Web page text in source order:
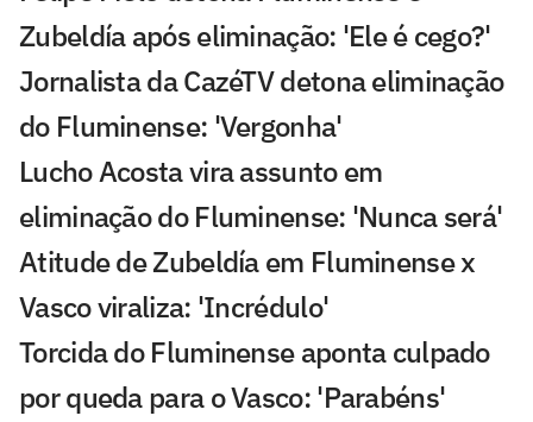
Zubeldía após eliminação: 'Ele é cego?'
Jornalista da CazéTV detona eliminação
do Fluminense: 'Vergonha'
Lucho Acosta vira assunto em
eliminação do Fluminense: 'Nunca será'
Atitude de Zubeldía em Fluminense x
Vasco viraliza: 'Incrédulo'
Torcida do Fluminense aponta culpado
por queda para o Vasco: 'Parabéns'